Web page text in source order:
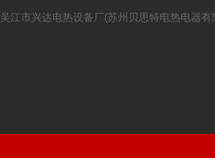
吴江市兴达电热设备厂(苏州贝思特电热电器有